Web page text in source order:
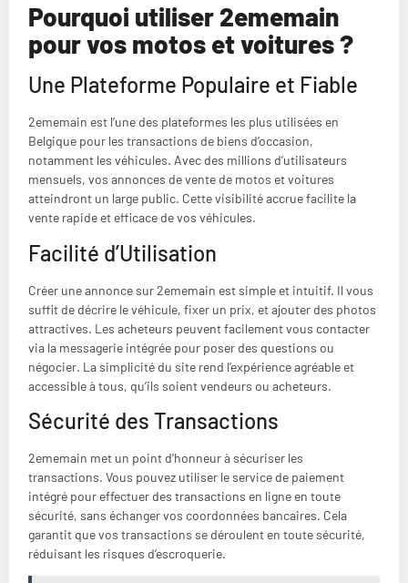
Pourquoi utiliser 2ememain
pour vos motos et voitures ?
Une Plateforme Populaire et Fiable
2ememain est l’une des plateformes les plus utilisées en
Belgique pour les transactions de biens d’occasion,
notamment les véhicules. Avec des millions d’utilisateurs
mensuels, vos annonces de vente de motos et voitures
atteindront un large public. Cette visibilité accrue facilite la
vente rapide et efficace de vos véhicules.
Facilité d’Utilisation
Créer une annonce sur 2ememain est simple et intuitif. Il vous
suffit de décrire le véhicule, fixer un prix, et ajouter des photos
attractives. Les acheteurs peuvent facilement vous contacter
via la messagerie intégrée pour poser des questions ou
négocier. La simplicité du site rend l’expérience agréable et
accessible à tous, qu’ils soient vendeurs ou acheteurs.
Sécurité des Transactions
2ememain met un point d’honneur à sécuriser les
transactions. Vous pouvez utiliser le service de paiement
intégré pour effectuer des transactions en ligne en toute
sécurité, sans échanger vos coordonnées bancaires. Cela
garantit que vos transactions se déroulent en toute sécurité,
réduisant les risques d’escroquerie.